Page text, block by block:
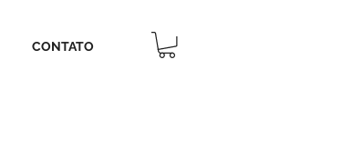
CONTATO